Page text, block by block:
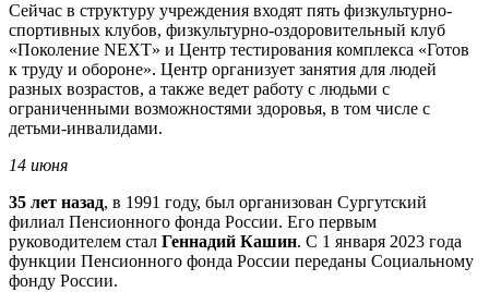
Сейчас в структуру учреждения входят пять физкультурно-
спортивных клубов, физкультурно-оздоровительный клуб
«Поколение NEXT» и Центр тестирования комплекса «Готов
к труду и обороне». Центр организует занятия для людей
разных возрастов, а также ведет работу с людьми с
ограниченными возможностями здоровья, в том числе с
детьми-инвалидами.
14 июня
35 лет назад, в 1991 году, был организован Сургутский
филиал Пенсионного фонда России. Его первым
руководителем стал Геннадий Кашин. С 1 января 2023 года
функции Пенсионного фонда России переданы Социальному
фонду России.